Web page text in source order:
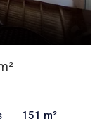
151 m²